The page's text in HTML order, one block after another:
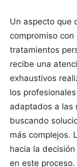
Un aspecto que
compromiso
tratamientos
recibe una
exhaustivos
los
adaptados a las
buscando
más complejos.
hacia la
en este proceso.